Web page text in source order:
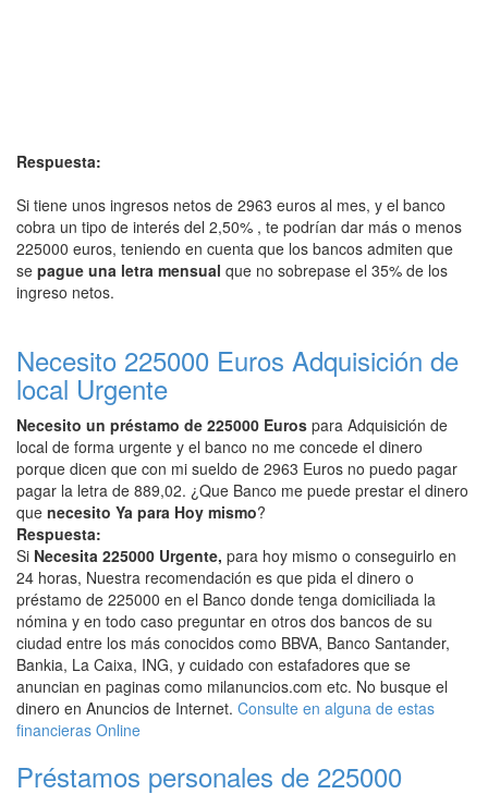
Respuesta:
Si tiene unos ingresos netos de 2963 euros al mes, y el banco
cobra un tipo de interés del 2,50% , te podrían dar más o menos
225000 euros, teniendo en cuenta que los bancos admiten que
se pague una letra mensual que no sobrepase el 35% de los
ingreso netos.
Necesito 225000 Euros Adquisición de
local Urgente
Necesito un préstamo de 225000 Euros para Adquisición de
local de forma urgente y el banco no me concede el dinero
porque dicen que con mi sueldo de 2963 Euros no puedo pagar
pagar la letra de 889,02. ¿Que Banco me puede prestar el dinero
que necesito Ya para Hoy mismo?
Respuesta:
Si Necesita 225000 Urgente, para hoy mismo o conseguirlo en
24 horas, Nuestra recomendación es que pida el dinero o
préstamo de 225000 en el Banco donde tenga domiciliada la
nómina y en todo caso preguntar en otros dos bancos de su
ciudad entre los más conocidos como BBVA, Banco Santander,
Bankia, La Caixa, ING, y cuidado con estafadores que se
anuncian en paginas como milanuncios.com etc. No busque el
dinero en Anuncios de Internet. Consulte en alguna de estas
financieras Online
Préstamos personales de 225000